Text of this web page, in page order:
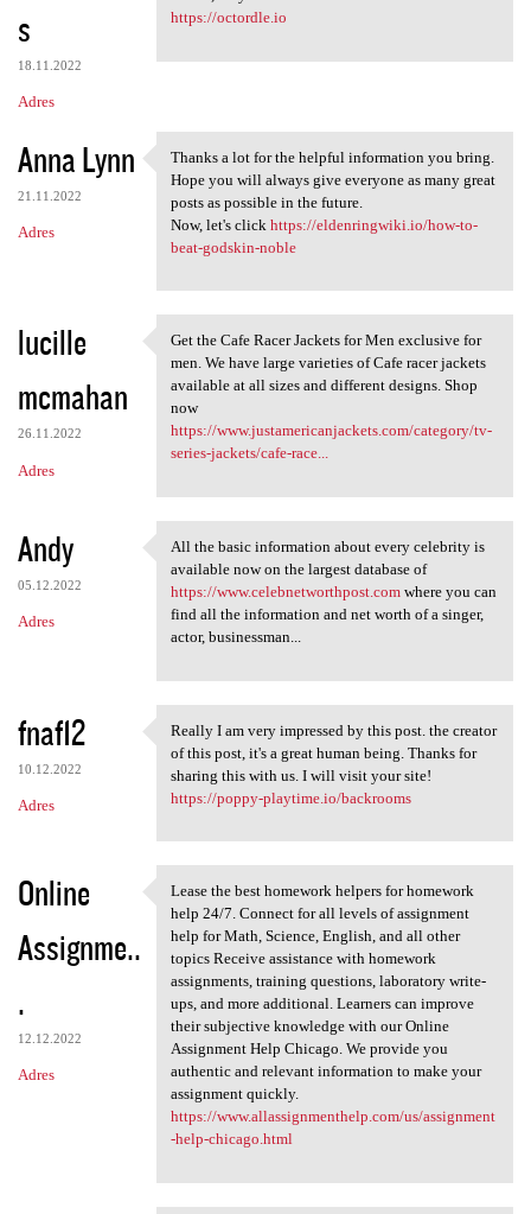
s
18.11.2022
Adres
https://octordle.io
Anna Lynn
21.11.2022
Adres
Thanks a lot for the helpful
Thanks a lot for the helpful information you bring.
Hope you will always give everyone as many great
posts as possible in the future.
Now, let's click https://eldenringwiki.io/how-to-
beat-godskin-noble
lucille
mcmahan
26.11.2022
Adres
Get the Cafe Racer Jackets
Get the Cafe Racer Jackets for Men exclusive for
men. We have large varieties of Cafe racer jackets
available at all sizes and different designs. Shop
now
https://www.justamericanjackets.com/category/tv-
series-jackets/cafe-race...
Andy
05.12.2022
Adres
All the basic information
All the basic information about every celebrity is
available now on the largest database of
https://www.celebnetworthpost.comwhere you can
find all the information and net worth of a singer,
actor, businessman...
fnaf12
10.12.2022
Adres
Really I am very impressed by
Really I am very impressed by this post. the creator
of this post, it's a great human being. Thanks for
sharing this with us. I will visit your site!
https://poppy-playtime.io/backrooms
Online
Assignme..
.
12.12.2022
Adres
Lease the best homework
Lease the best homework helpers for homework
help 24/7. Connect for all levels of assignment
help for Math, Science, English, and all other
topics Receive assistance with homework
assignments, training questions, laboratory write-
ups, and more additional. Learners can improve
their subjective knowledge with our Online
Assignment Help Chicago. We provide you
authentic and relevant information to make your
assignment quickly.
https://www.allassignmenthelp.com/us/assignment
-help-chicago.html